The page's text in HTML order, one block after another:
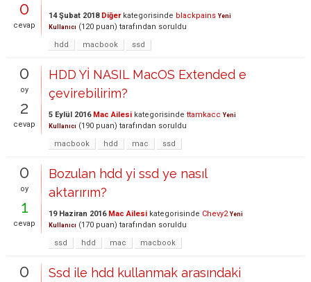
0
cevap
14 Şubat 2018 Diğerkategorisinde blackpains Yeni
Kullanıcı (120 puan) tarafından soruldu
hdd
macbook ssd
0
oy
2
cevap
HDD Yİ NASIL MacOS Extended e
çevirebilirim?
5 Eylül 2016 Mac Ailesi kategorisinde ttamkacc Yeni
Kullanıcı (190 puan) tarafından soruldu
macbook
hdd mac ssd
0
oy
1
cevap
Bozulan hdd yi ssd ye nasıl
aktarırım?
19 Haziran 2016 Mac Ailesi kategorisinde Chevy2 Yeni
Kullanıcı (170 puan) tarafından soruldu
ssd
hdd mac macbook
0
Ssd ile hdd kullanmak arasındaki